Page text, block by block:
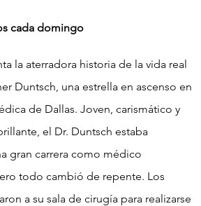
cada domingo
la aterradora historia de la vida real
Duntsch, una estrella en ascenso en
de Dallas. Joven, carismático y
el Dr. Duntsch estaba
gran carrera como médico
todo cambió de repente. Los
a su sala de cirugía para realizarse